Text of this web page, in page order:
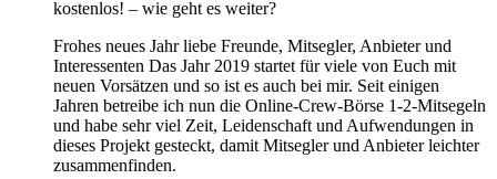
kostenlos! – wie geht es weiter?
Frohes neues Jahr liebe Freunde, Mitsegler, Anbieter und
Interessenten Das Jahr 2019 startet für viele von Euch mit
neuen Vorsätzen und so ist es auch bei mir. Seit einigen
Jahren betreibe ich nun die Online-Crew-Börse 1-2-Mitsegeln
und habe sehr viel Zeit, Leidenschaft und Aufwendungen in
dieses Projekt gesteckt, damit Mitsegler und Anbieter leichter
zusammenfinden.